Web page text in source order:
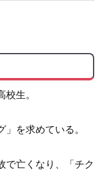
生。
を求めている。
で亡くなり、「チク